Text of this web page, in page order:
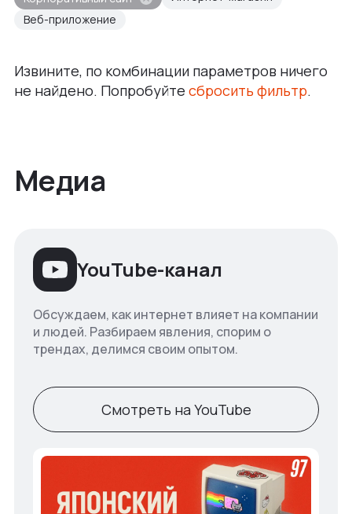
Веб-приложение
Извините, по комбинации параметров ничего
не найдено. Попробуйте сбросить фильтр.
Медиа
YouTube-канал
Обсуждаем, как интернет влияет на компании
и людей. Разбираем явления, спорим о
трендах, делимся своим опытом.
Смотреть на YouTube